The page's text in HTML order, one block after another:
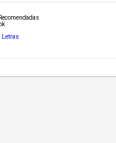
Letras